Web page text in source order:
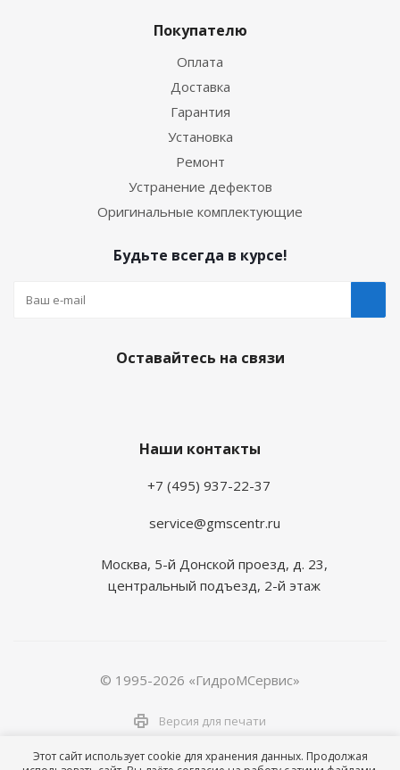
Покупателю
Оплата
Доставка
Гарантия
Установка
Ремонт
Устранение дефектов
Оригинальные комплектующие
Будьте всегда в курсе!
Оставайтесь на связи
Наши контакты
+7 (495) 937-22-37
service@gmscentr.ru
Москва, 5-й Донской проезд, д. 23,
центральный подъезд, 2-й этаж
© 1995-2026 «ГидроМСервис»
Версия для печати
Этот сайт использует cookie для хранения данных. Продолжая